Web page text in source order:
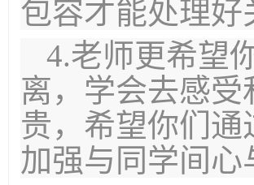
包容才能处理好
4.老师更希望
离，学会去感
贵，希望你们
加强与同学间